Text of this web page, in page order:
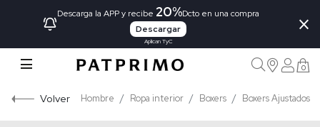
Descarga la APP y recibe 20%Dcto en una compra
Descargar
Aplican TyC
×
0
Volver Hombre Ropa interior Boxers Boxers Ajustados